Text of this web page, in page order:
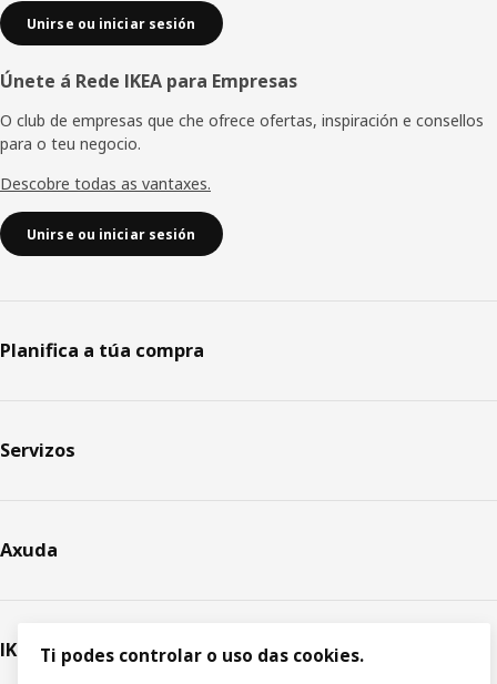
Unirse ou iniciar sesión
Únete á Rede IKEA para Empresas
O club de empresas que che ofrece ofertas, inspiración e consellos
para o teu negocio.
Descobre todas as vantaxes.
Unirse ou iniciar sesión
Planifica a túa compra
Servizos
Axuda
IKEA Ti podes controlar o uso das cookies.